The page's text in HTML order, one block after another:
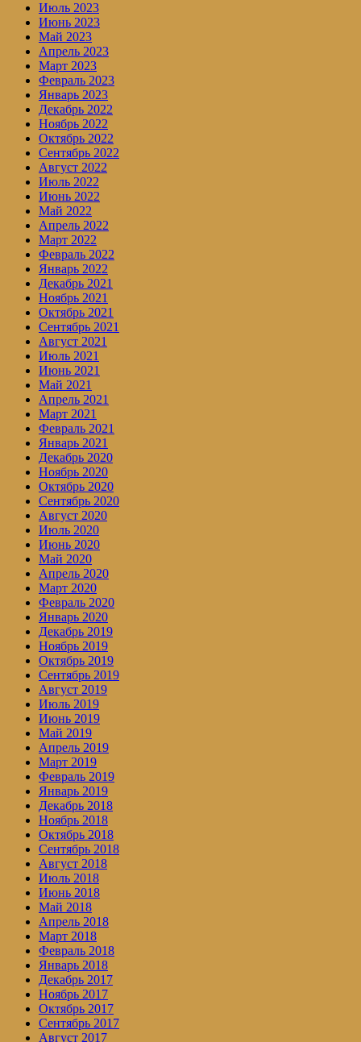
Июль 2023
Июнь 2023
Май 2023
Апрель 2023
Март 2023
Февраль 2023
Январь 2023
Декабрь 2022
Ноябрь 2022
Октябрь 2022
Сентябрь 2022
Август 2022
Июль 2022
Июнь 2022
Май 2022
Апрель 2022
Март 2022
Февраль 2022
Январь 2022
Декабрь 2021
Ноябрь 2021
Октябрь 2021
Сентябрь 2021
Август 2021
Июль 2021
Июнь 2021
Май 2021
Апрель 2021
Март 2021
Февраль 2021
Январь 2021
Декабрь 2020
Ноябрь 2020
Октябрь 2020
Сентябрь 2020
Август 2020
Июль 2020
Июнь 2020
Май 2020
Апрель 2020
Март 2020
Февраль 2020
Январь 2020
Декабрь 2019
Ноябрь 2019
Октябрь 2019
Сентябрь 2019
Август 2019
Июль 2019
Июнь 2019
Май 2019
Апрель 2019
Март 2019
Февраль 2019
Январь 2019
Декабрь 2018
Ноябрь 2018
Октябрь 2018
Сентябрь 2018
Август 2018
Июль 2018
Июнь 2018
Май 2018
Апрель 2018
Март 2018
Февраль 2018
Январь 2018
Декабрь 2017
Ноябрь 2017
Октябрь 2017
Сентябрь 2017
Август 2017